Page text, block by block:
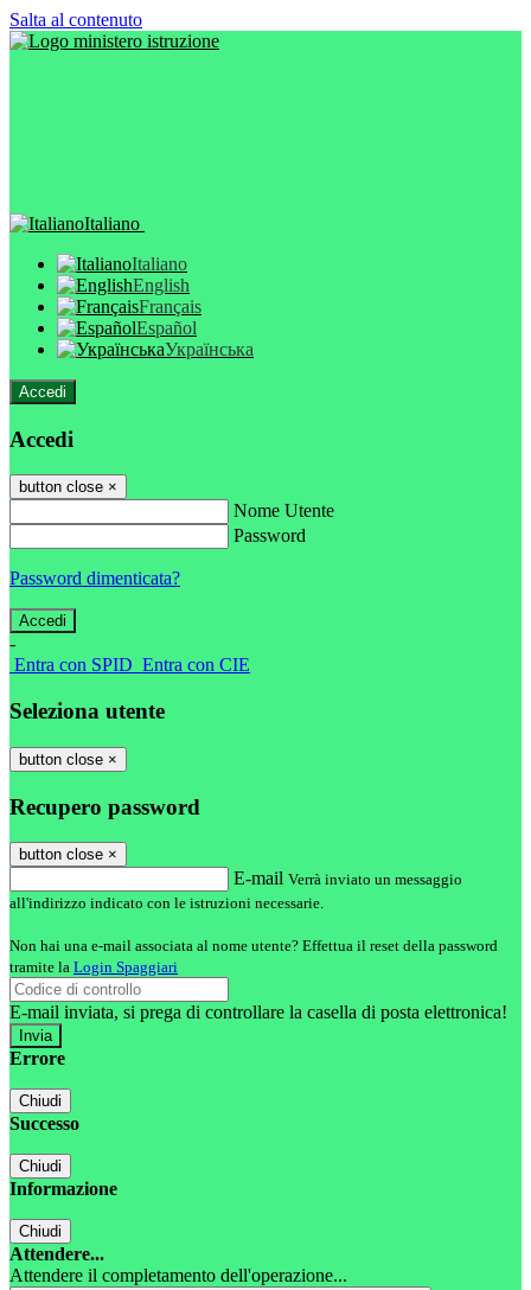
Salta al contenuto
Italiano
Italiano
English
Français
Español
Українська
Accedi
Accedi
button close ×
Nome Utente
Password
Password dimenticata?
-
Entra con SPID Entra con CIE
Seleziona utente
button close ×
Recupero password
button close ×
E-mail Verrà inviato un messaggio
all'indirizzo indicato con le istruzioni necessarie.
Non hai una e-mail associata al nome utente? Effettua il reset della password
tramite la Login Spaggiari
E-mail inviata, si prega di controllare la casella di posta elettronica!
Errore
Chiudi
Successo
Chiudi
Informazione
Chiudi
Attendere...
Attendere il completamento dell'operazione...